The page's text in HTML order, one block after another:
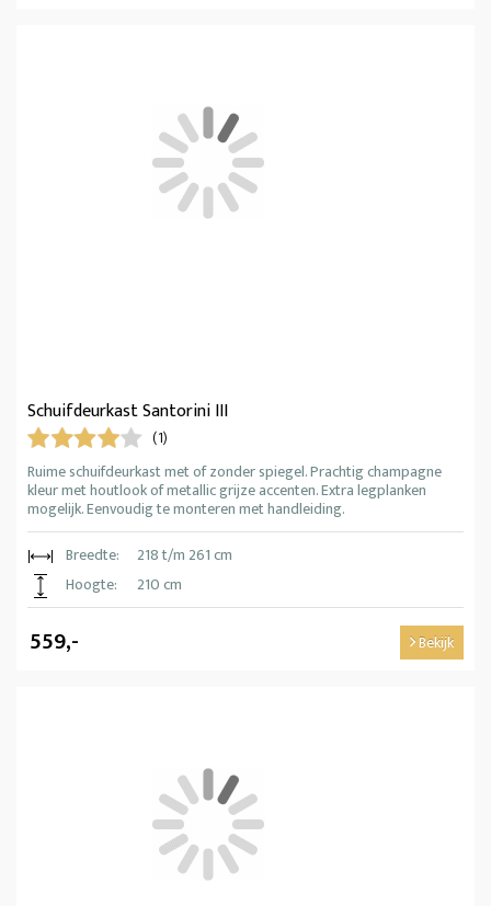
Schuifdeurkast Santorini III
(1)
Ruime schuifdeurkast met of zonder spiegel. Prachtig champagne
kleur met houtlook of metallic grijze accenten. Extra legplanken
mogelijk. Eenvoudig te monteren met handleiding.
Breedte:
218 t/m 261 cm
Hoogte:
210 cm
559,- Bekijk